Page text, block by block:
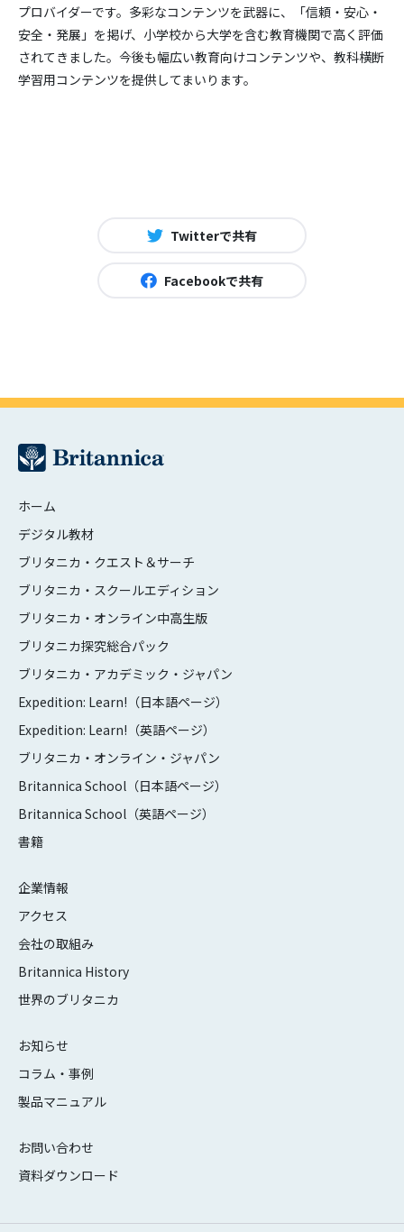
プロバイダーです。 多彩なコンテンツを武器に、「信頼・安心・
安全・発展」を掲げ、小学校から大学を含む教育機関で高く評価
されてきました。今後も幅広い教育向けコンテンツや、教科横断
学習用コンテンツを提供してまいります。
Twitterで共有
Facebookで共有
ホーム
デジタル教材
ブリタニカ・クエスト＆サーチ
ブリタニカ・スクールエディション
ブリタニカ・オンライン中高生版
ブリタニカ探究総合パック
ブリタニカ・アカデミック・ジャパン
Expedition: Learn!（日本語ページ）
Expedition: Learn!（英語ページ）
ブリタニカ・オンライン・ジャパン
Britannica School（日本語ページ）
Britannica School（英語ページ）
書籍
企業情報
アクセス
会社の取組み
Britannica History
世界のブリタニカ
お知らせ
コラム・事例
製品マニュアル
お問い合わせ
資料ダウンロード